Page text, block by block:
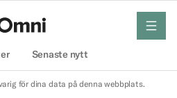
Senaste nytt
meny
för dina data på denna webbplats.